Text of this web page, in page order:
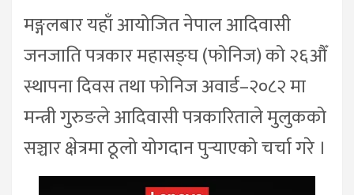
मङ्गलबार यहाँ आयोजित नेपाल आदिवासी
जनजाति पत्रकार महासङ्घ (फोनिज) को २६औँ
स्थापना दिवस तथा फोनिज अवार्ड–२०८२ मा
मन्त्री गुरुङले आदिवासी पत्रकारिताले मुलुकको
सञ्चार क्षेत्रमा ठूलो योगदान पुर्‍याएको चर्चा गरे ।